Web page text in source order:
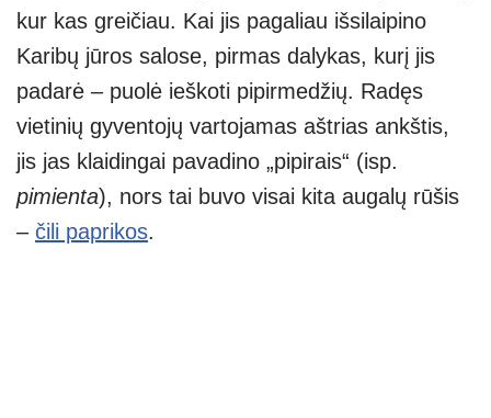
kur kas greičiau. Kai jis pagaliau išsilaipino
Karibų jūros salose, pirmas dalykas, kurį jis
padarė – puolė ieškoti pipirmedžių. Radęs
vietinių gyventojų vartojamas aštrias ankštis,
jis jas klaidingai pavadino „pipirais“ (isp.
pimienta), nors tai buvo visai kita augalų rūšis
– čili paprikos.